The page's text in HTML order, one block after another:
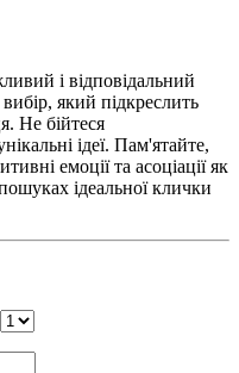
і відповідальний
який підкреслить
Не бійтеся
ідеї. Пам'ятайте,
емоції та асоціації як
ідеальної клички